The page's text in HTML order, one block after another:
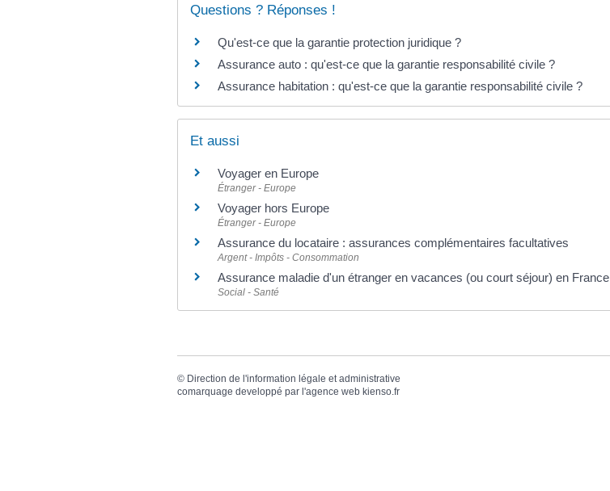
Questions ? Réponses !
Qu'est-ce que la garantie protection juridique ?
Assurance auto : qu'est-ce que la garantie responsabilité civile ?
Assurance habitation : qu'est-ce que la garantie responsabilité civile ?
Et aussi
Voyager en Europe
Étranger - Europe
Voyager hors Europe
Étranger - Europe
Assurance du locataire : assurances complémentaires facultatives
Argent - Impôts - Consommation
Assurance maladie d'un étranger en vacances (ou court séjour) en France
Social - Santé
© Direction de l'information légale et administrative
comarquage developpé par l'agence web kienso.fr